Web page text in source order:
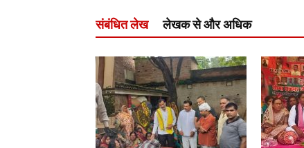
संबंधित लेख लेखक से और अधिक